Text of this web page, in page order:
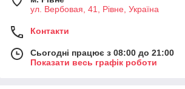
ул. Вербовая, 41, Рівне, Україна
Контакти
Сьогодні працює з 08:00 до 21:00
Показати весь графік роботи